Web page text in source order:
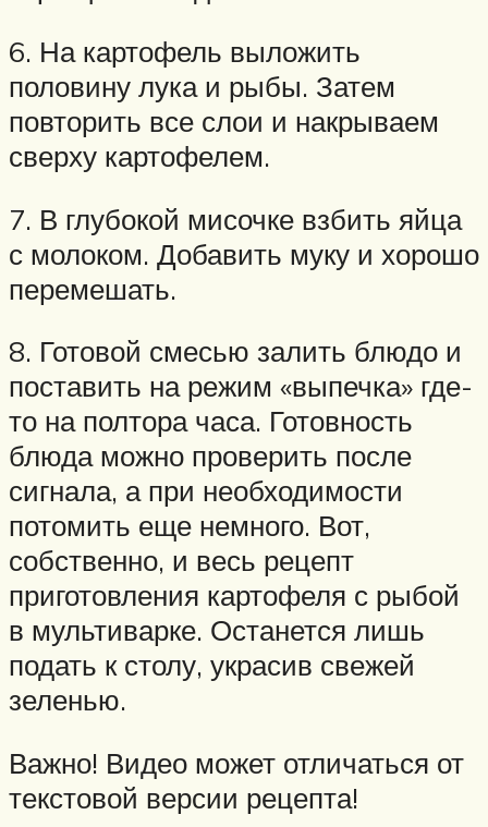
6. На картофель выложить
половину лука и рыбы. Затем
повторить все слои и накрываем
сверху картофелем.
7. В глубокой мисочке взбить яйца
с молоком. Добавить муку и хорошо
перемешать.
8. Готовой смесью залить блюдо и
поставить на режим «выпечка» где-
то на полтора часа. Готовность
блюда можно проверить после
сигнала, а при необходимости
потомить еще немного. Вот,
собственно, и весь рецепт
приготовления картофеля с рыбой
в мультиварке. Останется лишь
подать к столу, украсив свежей
зеленью.
Важно! Видео может отличаться от
текстовой версии рецепта!